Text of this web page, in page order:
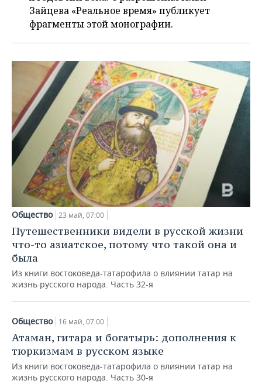
Зайцева «Реальное время» публикует
фрагменты этой монографии.
Общество 23 май, 07:00
Путешественники видели в русской жизни
что-то азиатское, потому что такой она и
была
Из книги востоковеда-татарофила о влиянии татар на
жизнь русского народа. Часть 32-я
Общество 16 май, 07:00
Атаман, гитара и богатырь: дополнения к
тюркизмам в русском языке
Из книги востоковеда-татарофила о влиянии татар на
жизнь русского народа. Часть 30-я